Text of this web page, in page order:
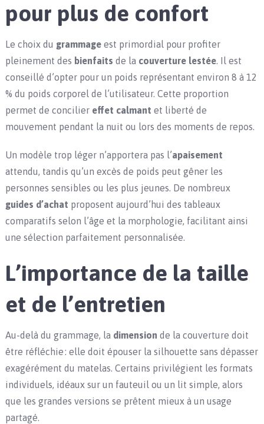
pour plus de confort
Le choix du grammageest primordial pour profiter
pleinement des bienfaits de la couverture lestée. Il est
conseillé d’opter pour un poids représentant environ 8 à 12
% du poids corporel de l’utilisateur. Cette proportion
permet de concilier effet calmant et liberté de
mouvement pendant la nuit ou lors des moments de repos.
Un modèle trop léger n’apportera pas l’apaisement
attendu, tandis qu’un excès de poids peut gêner les
personnes sensibles ou les plus jeunes. De nombreux
guides d’achat proposent aujourd’hui des tableaux
comparatifs selon l’âge et la morphologie, facilitant ainsi
une sélection parfaitement personnalisée.
L’importance de la taille
et de l’entretien
Au-delà du grammage, la dimension de la couverture doit
être réfléchie : elle doit épouser la silhouette sans dépasser
exagérément du matelas. Certains privilégient les formats
individuels, idéaux sur un fauteuil ou un lit simple, alors
que les grandes versions se prêtent mieux à un usage
partagé.